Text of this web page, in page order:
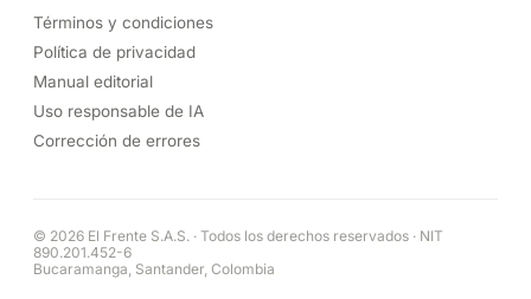
Términos y condiciones
Política de privacidad
Manual editorial
Uso responsable de IA
Corrección de errores
© 2026 El Frente S.A.S. · Todos los derechos reservados · NIT
890.201.452-6
Bucaramanga, Santander, Colombia